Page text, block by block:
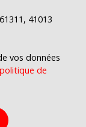
41013
vos données
politique de